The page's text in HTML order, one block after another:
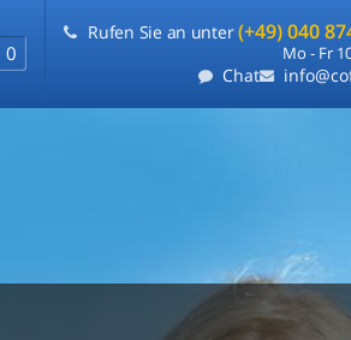
0
Rufen Sie an unter(+49) 040
Mo - Fr
Chat